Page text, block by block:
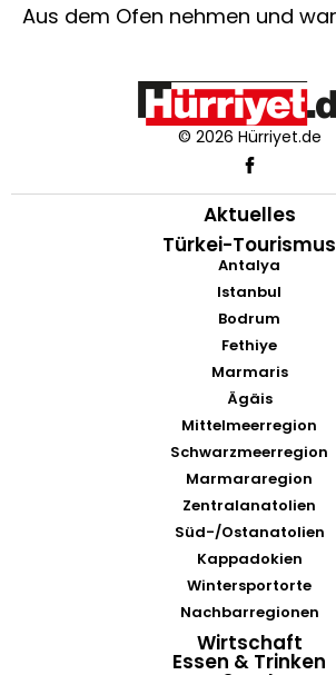
Aus dem Ofen nehmen und
© 2026 Hürriyet.de
Aktuelles
Türkei-Tourismus
Antalya
Istanbul
Bodrum
Fethiye
Marmaris
Ägäis
Mittelmeerregion
Schwarzmeerregion
Marmararegion
Zentralanatolien
Süd-/Ostanatolien
Kappadokien
Wintersportorte
Nachbarregionen
Wirtschaft
Essen & Trinken